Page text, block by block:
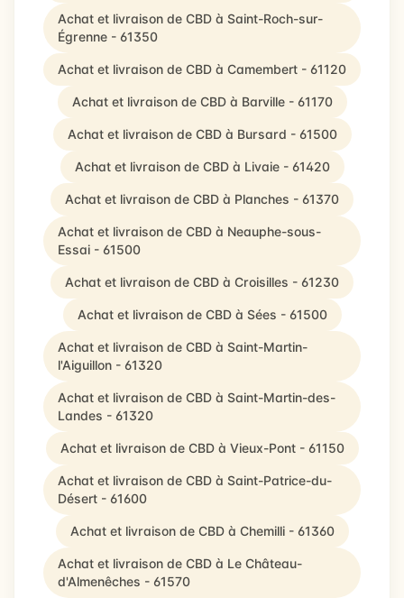
Achat et livraison de CBD à Saint-Roch-sur-
Égrenne - 61350
Achat et livraison de CBD à Camembert - 61120
Achat et livraison de CBD à Barville - 61170
Achat et livraison de CBD à Bursard - 61500
Achat et livraison de CBD à Livaie - 61420
Achat et livraison de CBD à Planches - 61370
Achat et livraison de CBD à Neauphe-sous-
Essai - 61500
Achat et livraison de CBD à Croisilles - 61230
Achat et livraison de CBD à Sées - 61500
Achat et livraison de CBD à Saint-Martin-
l'Aiguillon - 61320
Achat et livraison de CBD à Saint-Martin-des-
Landes - 61320
Achat et livraison de CBD à Vieux-Pont - 61150
Achat et livraison de CBD à Saint-Patrice-du-
Désert - 61600
Achat et livraison de CBD à Chemilli - 61360
Achat et livraison de CBD à Le Château-
d'Almenêches - 61570